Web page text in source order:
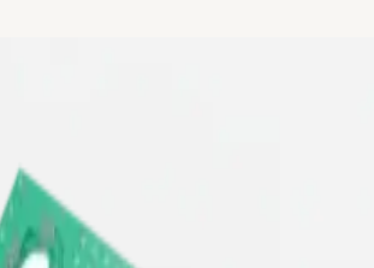
schnelle Iterationen und
für komplexe Baugruppen und